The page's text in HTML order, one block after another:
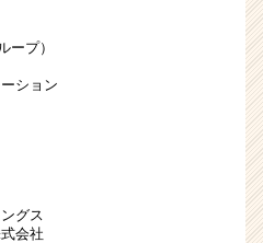
ープ）
ション
グス
会社